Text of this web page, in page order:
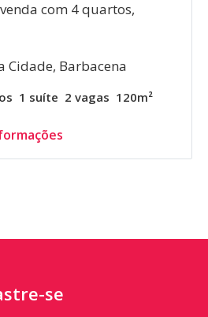
com 4 quartos,
Cidade, Barbacena
1 suíte 2 vagas 120m²
se